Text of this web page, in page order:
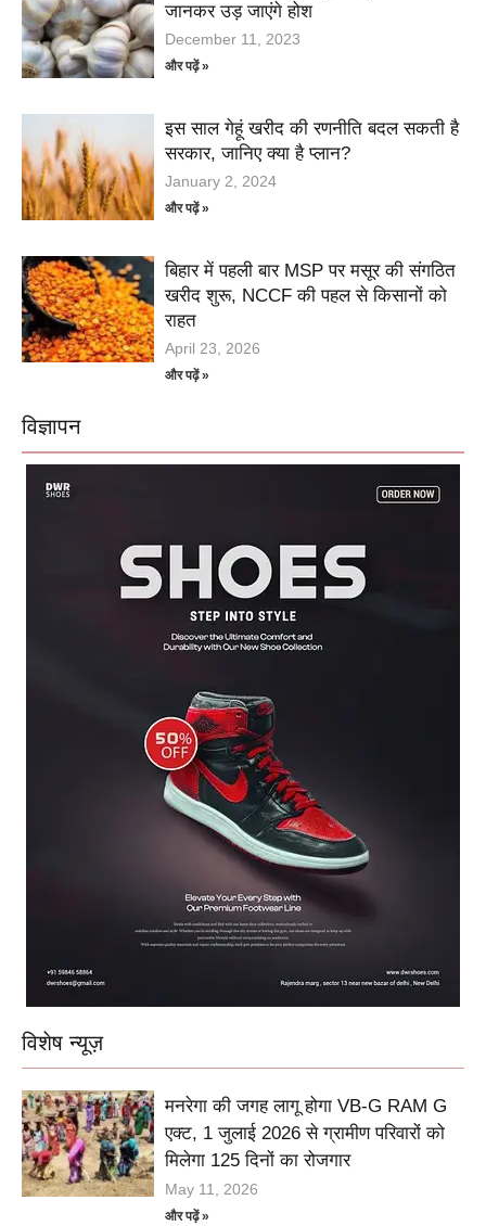
जानकर उड़ जाएंगे होश
December 11, 2023
और पढ़ें »
इस साल गेहूं खरीद की रणनीति बदल सकती है
सरकार, जानिए क्या है प्लान?
January 2, 2024
और पढ़ें »
बिहार में पहली बार MSP पर मसूर की संगठित
खरीद शुरू, NCCF की पहल से किसानों को
राहत
April 23, 2026
और पढ़ें »
विज्ञापन
विशेष न्यूज़
मनरेगा की जगह लागू होगा VB-G RAM G
एक्ट, 1 जुलाई 2026 से ग्रामीण परिवारों को
मिलेगा 125 दिनों का रोजगार
May 11, 2026
और पढ़ें »